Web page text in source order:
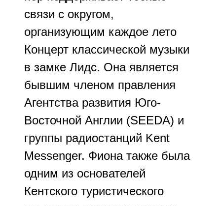
связи с округом,
организующим каждое лето
Концерт классической музыки
в замке Лидс. Она является
бывшим членом правления
Агентства развития Юго-
Восточной Англии (SEEDA) и
группы радиостанций Kent
Messenger. Фиона также была
одним из основателей
Кентского туристического